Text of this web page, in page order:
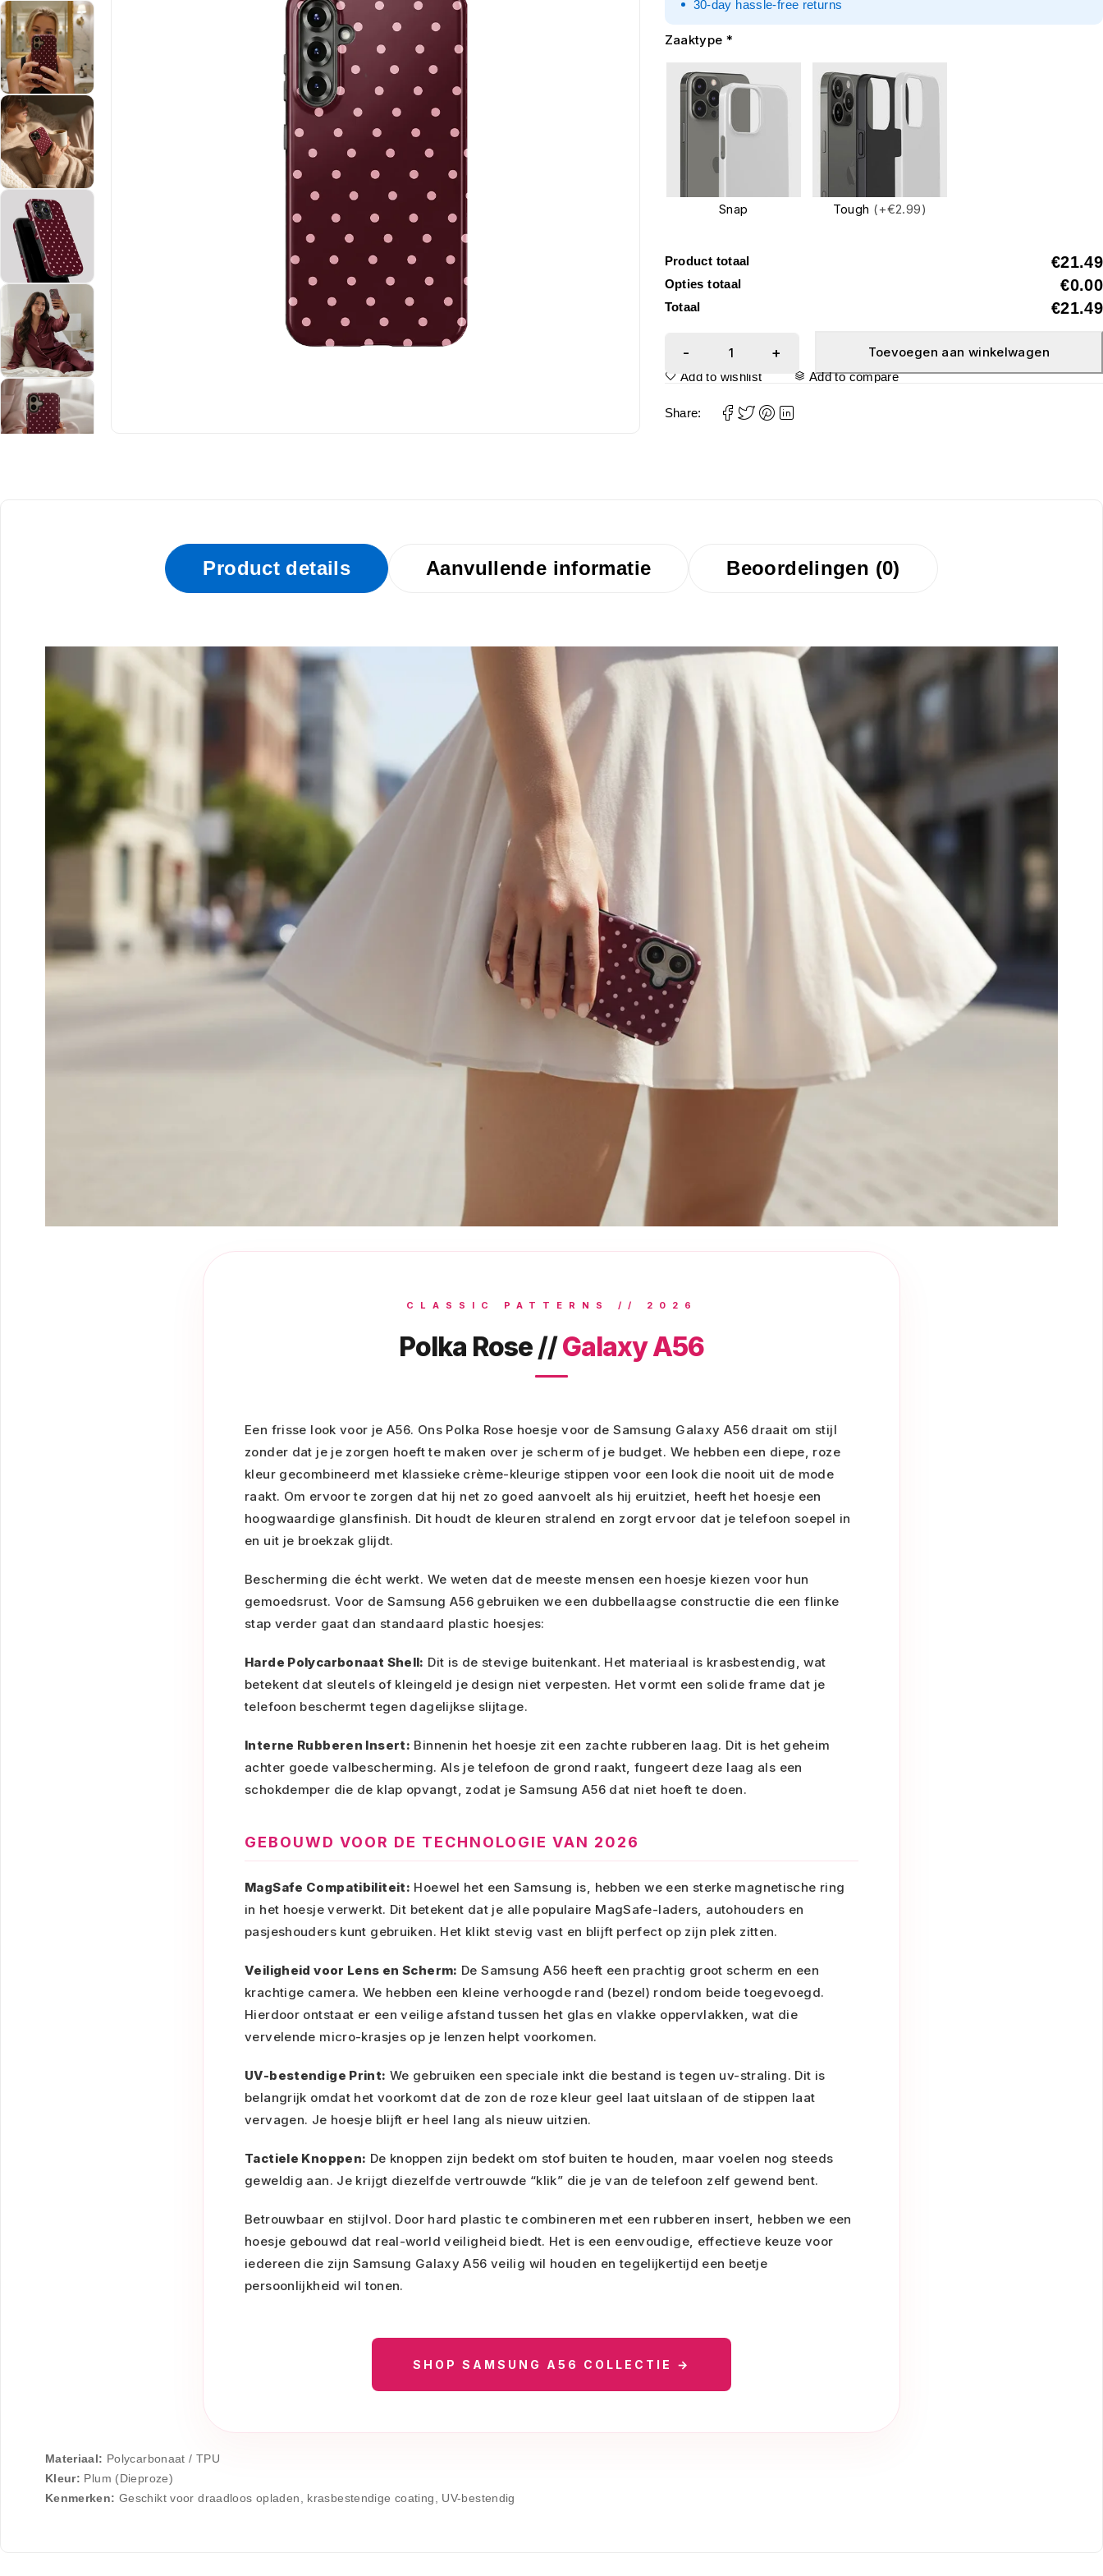
30-day hassle-free returns
Zaaktype *
Snap Tough (+€2.99)
Product totaal €21.49
Opties totaal €0.00
Totaal €21.49
Toevoegen aan winkelwagen
Add to wishlist Add to compare
Share:
Product details Aanvullende informatie Beoordelingen (0)
CLASSIC PATTERNS // 2026
Polka Rose //Galaxy A56
Een frisse look voor je A56. Ons Polka Rose hoesje voor de Samsung Galaxy A56 draait om stijl
zonder dat je je zorgen hoeft te maken over je scherm of je budget. We hebben een diepe, roze
kleur gecombineerd met klassieke crème-kleurige stippen voor een look die nooit uit de mode
raakt. Om ervoor te zorgen dat hij net zo goed aanvoelt als hij eruitziet, heeft het hoesje een
hoogwaardige glansfinish. Dit houdt de kleuren stralend en zorgt ervoor dat je telefoon soepel in
en uit je broekzak glijdt.
Bescherming die écht werkt. We weten dat de meeste mensen een hoesje kiezen voor hun
gemoedsrust. Voor de Samsung A56 gebruiken we een dubbellaagse constructie die een flinke
stap verder gaat dan standaard plastic hoesjes:
Harde Polycarbonaat Shell: Dit is de stevige buitenkant. Het materiaal is krasbestendig, wat
betekent dat sleutels of kleingeld je design niet verpesten. Het vormt een solide frame dat je
telefoon beschermt tegen dagelijkse slijtage.
Interne Rubberen Insert: Binnenin het hoesje zit een zachte rubberen laag. Dit is het geheim
achter goede valbescherming. Als je telefoon de grond raakt, fungeert deze laag als een
schokdemper die de klap opvangt, zodat je Samsung A56 dat niet hoeft te doen.
GEBOUWD VOOR DE TECHNOLOGIE VAN 2026
MagSafe Compatibiliteit: Hoewel het een Samsung is, hebben we een sterke magnetische ring
in het hoesje verwerkt. Dit betekent dat je alle populaire MagSafe-laders, autohouders en
pasjeshouders kunt gebruiken. Het klikt stevig vast en blijft perfect op zijn plek zitten.
Veiligheid voor Lens en Scherm: De Samsung A56 heeft een prachtig groot scherm en een
krachtige camera. We hebben een kleine verhoogde rand (bezel) rondom beide toegevoegd.
Hierdoor ontstaat er een veilige afstand tussen het glas en vlakke oppervlakken, wat die
vervelende micro-krasjes op je lenzen helpt voorkomen.
UV-bestendige Print: We gebruiken een speciale inkt die bestand is tegen uv-straling. Dit is
belangrijk omdat het voorkomt dat de zon de roze kleur geel laat uitslaan of de stippen laat
vervagen. Je hoesje blijft er heel lang als nieuw uitzien.
Tactiele Knoppen: De knoppen zijn bedekt om stof buiten te houden, maar voelen nog steeds
geweldig aan. Je krijgt diezelfde vertrouwde “klik” die je van de telefoon zelf gewend bent.
Betrouwbaar en stijlvol. Door hard plastic te combineren met een rubberen insert, hebben we een
hoesje gebouwd dat real-world veiligheid biedt. Het is een eenvoudige, effectieve keuze voor
iedereen die zijn Samsung Galaxy A56 veilig wil houden en tegelijkertijd een beetje
persoonlijkheid wil tonen.
SHOP SAMSUNG A56 COLLECTIE →
Materiaal: Polycarbonaat / TPU
Kleur: Plum (Dieproze)
Kenmerken: Geschikt voor draadloos opladen, krasbestendige coating, UV-bestendig